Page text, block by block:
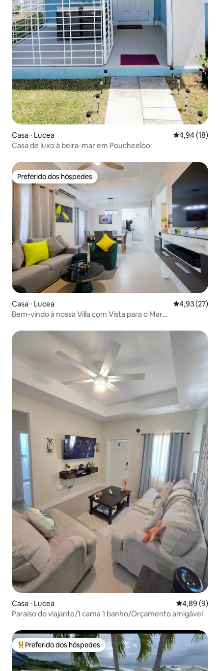
Casa ⋅ Lucea 4,94 de uma
4,94 (18)
Casa de luxo à beira-mar em Poucheeloo
Preferido dos hóspedes
Preferido dos hóspedes
Casa ⋅ Lucea 4,93 de uma
4,93 (27)
Bem-vindo à nossa Villa com Vista para o Mar
Casa ⋅ Lucea 4,89 de uma
4,89 (9)
Paraíso do viajante/1 cama 1 banho/Orçamento amigável
Entre os melhores preferidos dos hóspedes
Preferido dos hóspedes